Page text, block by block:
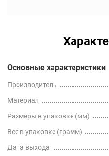
Основные характеристики
Производитель
Материал
Размеры в упаковке (мм)
Вес в упаковке (грамм)
Дата выхода